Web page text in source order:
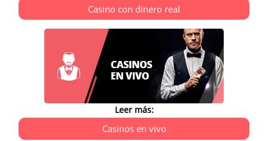
Casino con dinero real
Leer más:
Casinos en vivo